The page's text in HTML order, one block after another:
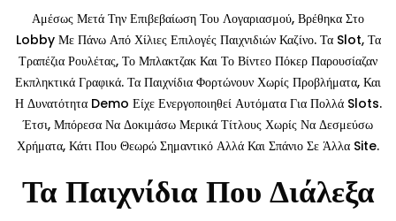
Αμέσως Μετά Την Επιβεβαίωση Του Λογαριασμού, Βρέθηκα Στο
Lobby Με Πάνω Από Χίλιες Επιλογές Παιχνιδιών Καζίνο. Τα Slot, Τα
Τραπέζια Ρουλέτας, Το Μπλακτζακ Και Το Βίντεο Πόκερ Παρουσίαζαν
Εκπληκτικά Γραφικά. Τα Παιχνίδια Φορτώνουν Χωρίς Προβλήματα, Και
Η Δυνατότητα Demo Είχε Ενεργοποιηθεί Αυτόματα Για Πολλά Slots.
Έτσι, Μπόρεσα Να Δοκιμάσω Μερικά Τίτλους Χωρίς Να Δεσμεύσω
Χρήματα, Κάτι Που Θεωρώ Σημαντικό Αλλά Και Σπάνιο Σε Άλλα Site.
Τα Παιχνίδια Που Διάλεξα